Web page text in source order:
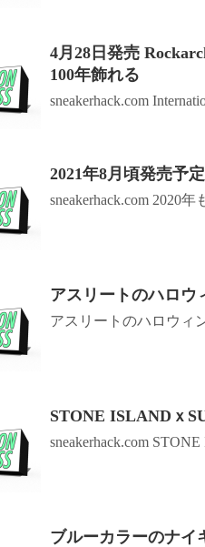
4月28日発売
100年飾れる
sneakerhack.com
2021年8月頃発売予
sneakerhack.com 2020
アスリートのハロウ
アスリートのハロウィ
STONE ISLANDｘ
sneakerhack.com
ブルーカラーのナイ